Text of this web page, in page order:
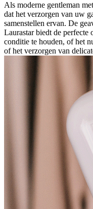
Als moderne gentleman
dat het verzorgen van uw
samenstellen ervan. De
Laurastar biedt de
conditie te houden, of het
of het verzorgen van